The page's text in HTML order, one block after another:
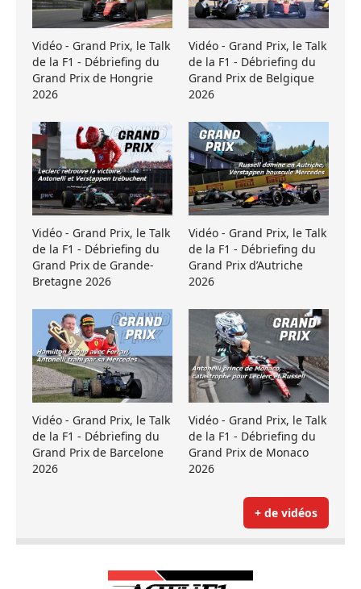
Vidéo - Grand Prix, le Talk
de la F1 - Débriefing du
Grand Prix de Hongrie
2026
Vidéo - Grand Prix, le Talk
de la F1 - Débriefing du
Grand Prix de Belgique
2026
Vidéo - Grand Prix, le Talk
de la F1 - Débriefing du
Grand Prix de Grande-
Bretagne 2026
Vidéo - Grand Prix, le Talk
de la F1 - Débriefing du
Grand Prix d’Autriche
2026
Vidéo - Grand Prix, le Talk
de la F1 - Débriefing du
Grand Prix de Barcelone
2026
Vidéo - Grand Prix, le Talk
de la F1 - Débriefing du
Grand Prix de Monaco
2026
+ de vidéos